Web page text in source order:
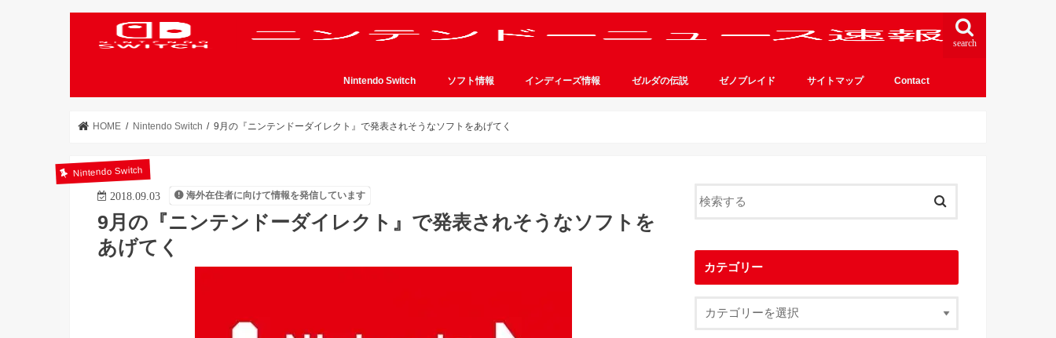
search
Nintendo Switch ソフト情報 インディーズ情報 ゼルダの伝説 ゼノブレイド サイトマップ Contact
HOME Nintendo Switch 9月の『ニンテンドーダイレクト』で発表されそうなソフトをあげてく
Nintendo Switch
2018.09.03 海外在住者に向けて情報を発信しています
9月の『ニンテンドーダイレクト』で発表されそうなソフトを
あげてく
カテゴリー